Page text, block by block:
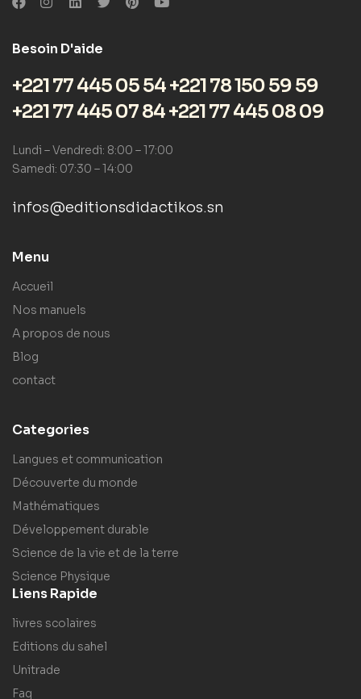
Besoin D'aide
+221 77 445 05 54 +221 78 150 59 59
+221 77 445 07 84 +221 77 445 08 09
Lundi – Vendredi: 8:00 – 17:00
Samedi: 07:30 – 14:00
infos@editionsdidactikos.sn
Menu
Accueil
Nos manuels
A propos de nous
Blog
contact
Categories
Langues et communication
Découverte du monde
Mathématiques
Développement durable
Science de la vie et de la terre
Science Physique
Liens Rapide
livres scolaires
Editions du sahel
Unitrade
Faq